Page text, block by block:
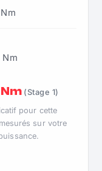
Nm
Nm
(Stage 1)
pour cette
sur votre